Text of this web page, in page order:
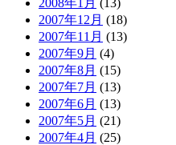
2007年12月 (18)
2007年11月 (13)
2007年9月 (4)
2007年8月 (15)
2007年7月 (13)
2007年6月 (13)
2007年5月 (21)
2007年4月 (25)